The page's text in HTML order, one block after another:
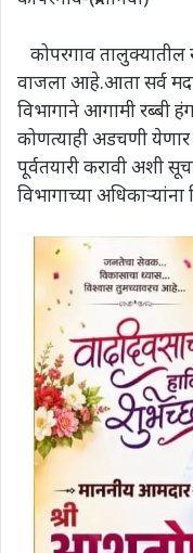
कोपरगाव तालुक्यातील
वाजला आहे.आता सर्व
विभागाने आगामी रब्बी
कोणत्याही अडचणी येणार
पूर्वतयारी करावी अशी
विभागाच्या